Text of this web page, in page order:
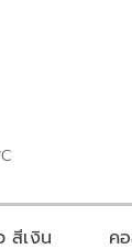
สีเงิน ค